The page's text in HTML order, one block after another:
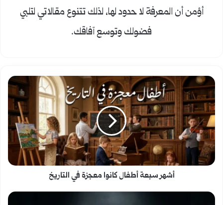
أؤمن أن المعرفة لا حدود لها، لذلك تتنوع مقالاتي لتلبي
فضولك وتوسع آفاقك.
أشهر
سبعة
أطفال
كانوا
معجزة
أشهر سبعة أطفال كانوا معجزة في التاريخ
سبعة